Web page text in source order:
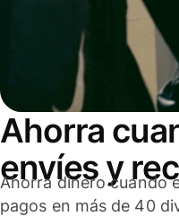
Ahorra
envíes y
Ahorra dinero cuando
pagos en más de 40